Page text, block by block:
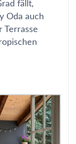
fällt,
Oda auch
Terrasse